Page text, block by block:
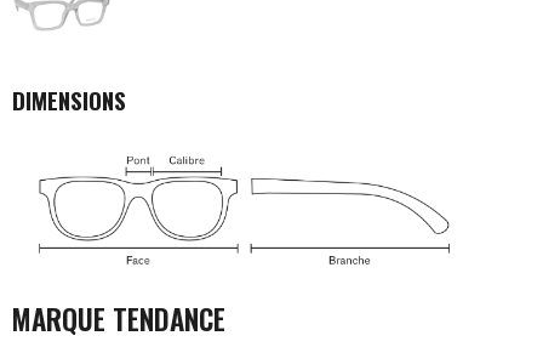
DIMENSIONS
MARQUE TENDANCE